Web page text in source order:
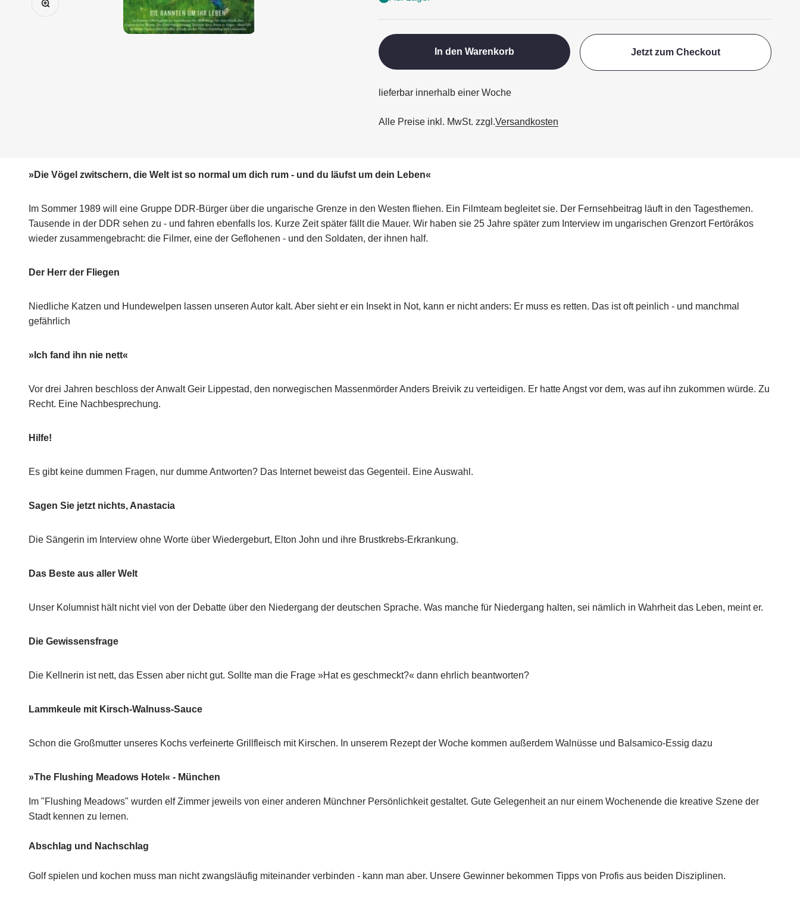
In den Warenkorb Jetzt zum Checkout
lieferbar innerhalb einer Woche
Alle Preise inkl. MwSt. zzgl.Versandkosten
»Die Vögel zwitschern, die Welt ist so normal um dich rum - und du läufst um dein Leben«
Im Sommer 1989 will eine Gruppe DDR-Bürger über die ungarische Grenze in den Westen fliehen. Ein Filmteam begleitet sie. Der Fernsehbeitrag läuft in den Tagesthemen.
Tausende in der DDR sehen zu - und fahren ebenfalls los. Kurze Zeit später fällt die Mauer. Wir haben sie 25 Jahre später zum Interview im ungarischen Grenzort Fertörákos
wieder zusammengebracht: die Filmer, eine der Geflohenen - und den Soldaten, der ihnen half.
Der Herr der Fliegen
Niedliche Katzen und Hundewelpen lassen unseren Autor kalt. Aber sieht er ein Insekt in Not, kann er nicht anders: Er muss es retten. Das ist oft peinlich - und manchmal
gefährlich
»Ich fand ihn nie nett«
Vor drei Jahren beschloss der Anwalt Geir Lippestad, den norwegischen Massenmörder Anders Breivik zu verteidigen. Er hatte Angst vor dem, was auf ihn zukommen würde. Zu
Recht. Eine Nachbesprechung.
Hilfe!
Es gibt keine dummen Fragen, nur dumme Antworten? Das Internet beweist das Gegenteil. Eine Auswahl.
Sagen Sie jetzt nichts, Anastacia
Die Sängerin im Interview ohne Worte über Wiedergeburt, Elton John und ihre Brustkrebs-Erkrankung.
Das Beste aus aller Welt
Unser Kolumnist hält nicht viel von der Debatte über den Niedergang der deutschen Sprache. Was manche für Niedergang halten, sei nämlich in Wahrheit das Leben, meint er.
Die Gewissensfrage
Die Kellnerin ist nett, das Essen aber nicht gut. Sollte man die Frage »Hat es geschmeckt?« dann ehrlich beantworten?
Lammkeule mit Kirsch-Walnuss-Sauce
Schon die Großmutter unseres Kochs verfeinerte Grillfleisch mit Kirschen. In unserem Rezept der Woche kommen außerdem Walnüsse und Balsamico-Essig dazu
»The Flushing Meadows Hotel« - München
Im "Flushing Meadows" wurden elf Zimmer jeweils von einer anderen Münchner Persönlichkeit gestaltet. Gute Gelegenheit an nur einem Wochenende die kreative Szene der
Stadt kennen zu lernen.
Abschlag und Nachschlag
Golf spielen und kochen muss man nicht zwangsläufig miteinander verbinden - kann man aber. Unsere Gewinner bekommen Tipps von Profis aus beiden Disziplinen.